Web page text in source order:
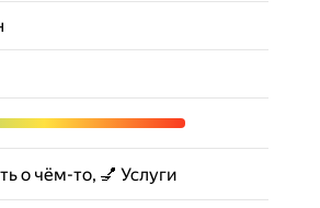
о чём-то, 💅 Услуги